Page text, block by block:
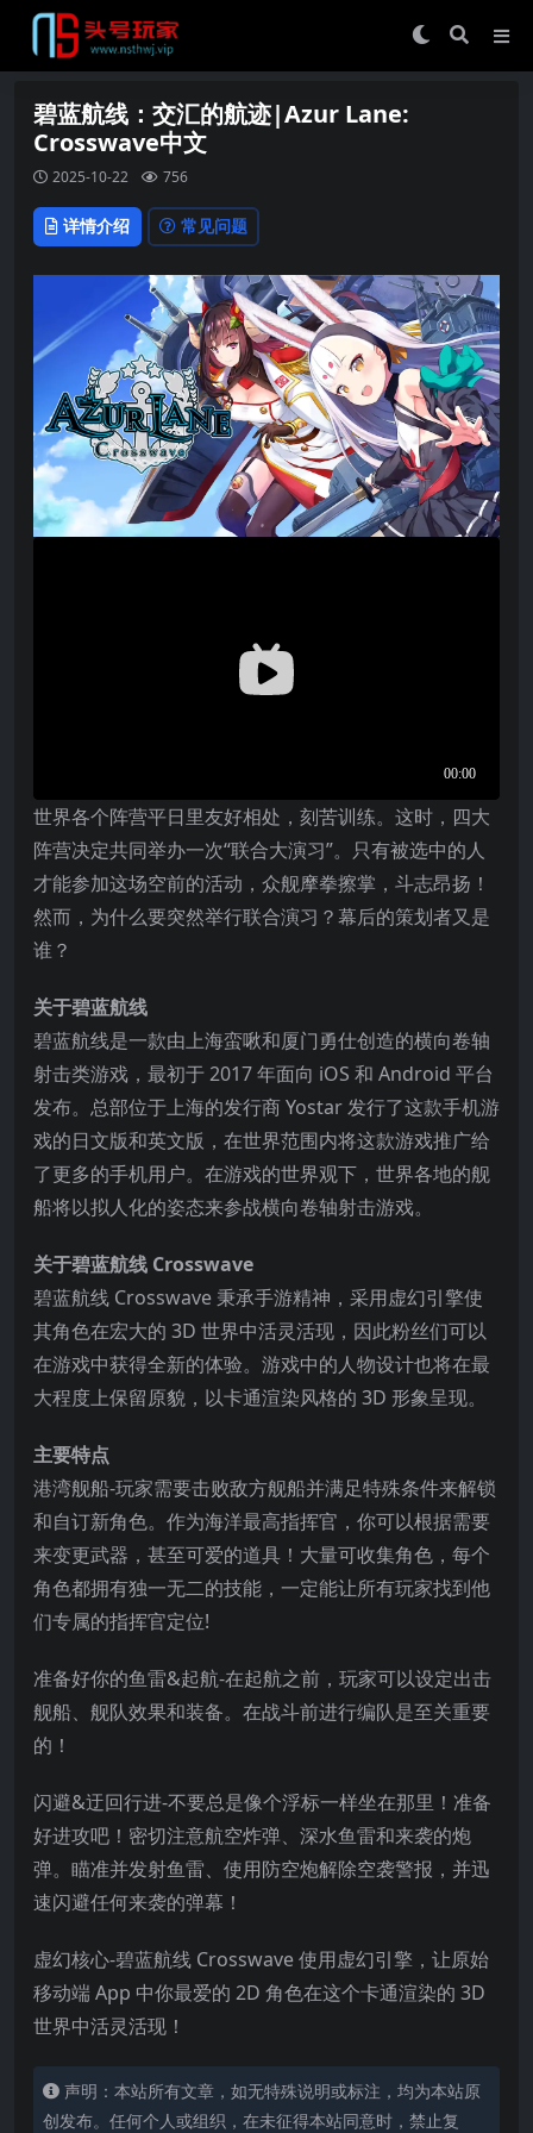
碧蓝航线：交汇的航迹|Azur Lane:
Crosswave中文
2025-10-22 756
详情介绍 常见问题
世界各个阵营平日里友好相处，刻苦训练。这时，四大
阵营决定共同举办一次“联合大演习”。只有被选中的人
才能参加这场空前的活动，众舰摩拳擦掌，斗志昂扬！
然而，为什么要突然举行联合演习？幕后的策划者又是
谁？
关于碧蓝航线
碧蓝航线是一款由上海蛮啾和厦门勇仕创造的横向卷轴
射击类游戏，最初于 2017 年面向 iOS 和 Android 平台
发布。总部位于上海的发行商 Yostar 发行了这款手机游
戏的日文版和英文版，在世界范围内将这款游戏推广给
了更多的手机用户。在游戏的世界观下，世界各地的舰
船将以拟人化的姿态来参战横向卷轴射击游戏。
关于碧蓝航线 Crosswave
碧蓝航线 Crosswave 秉承手游精神，采用虚幻引擎使
其角色在宏大的 3D 世界中活灵活现，因此粉丝们可以
在游戏中获得全新的体验。游戏中的人物设计也将在最
大程度上保留原貌，以卡通渲染风格的 3D 形象呈现。
主要特点
港湾舰船-玩家需要击败敌方舰船并满足特殊条件来解锁
和自订新角色。作为海洋最高指挥官，你可以根据需要
来变更武器，甚至可爱的道具！大量可收集角色，每个
角色都拥有独一无二的技能，一定能让所有玩家找到他
们专属的指挥官定位!
准备好你的鱼雷&起航-在起航之前，玩家可以设定出击
舰船、舰队效果和装备。在战斗前进行编队是至关重要
的！
闪避&迂回行进-不要总是像个浮标一样坐在那里！准备
好进攻吧！密切注意航空炸弹、深水鱼雷和来袭的炮
弹。瞄准并发射鱼雷、使用防空炮解除空袭警报，并迅
速闪避任何来袭的弹幕！
虚幻核心-碧蓝航线 Crosswave 使用虚幻引擎，让原始
移动端 App 中你最爱的 2D 角色在这个卡通渲染的 3D
世界中活灵活现！
声明：本站所有文章，如无特殊说明或标注，均为本站原
创发布。任何个人或组织，在未征得本站同意时，禁止复